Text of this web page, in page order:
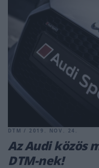
DTM / 2019. NOV. 24.
Az Audi közös
DTM-nek!